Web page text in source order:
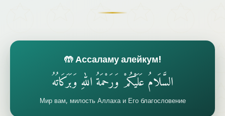
🤲 Ассаламу алейкум!
السَّلَامُ عَلَيْكُمْ وَرَحْمَةُ اللهِ وَبَرَكَاتُهُ
Мир вам, милость Аллаха и Его благословение